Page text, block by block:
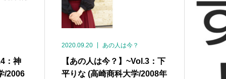
：神
/2006
2020.09.20 あの人は今？
【あの人は今？】~Vol.3：下
平りな (高崎商科大学/2008年